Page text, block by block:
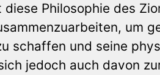
Philosophie des
um
schaffen und seine
jedoch auch davon